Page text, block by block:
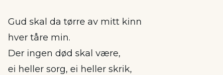
Gud skal da tørre av mitt kinn
hver tåre min.
Der ingen død skal være,
ei heller sorg, ei heller skrik,